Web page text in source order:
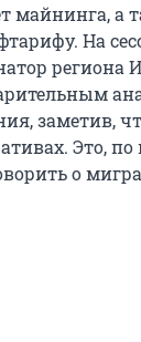
майнинга, а
На
региона
заметив,
Это,
о